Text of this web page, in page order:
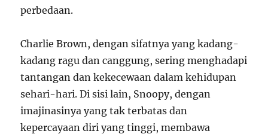
perbedaan.
Charlie Brown, dengan sifatnya yang kadang-
kadang ragu dan canggung, sering menghadapi
tantangan dan kekecewaan dalam kehidupan
sehari-hari. Di sisi lain, Snoopy, dengan
imajinasinya yang tak terbatas dan
kepercayaan diri yang tinggi, membawa